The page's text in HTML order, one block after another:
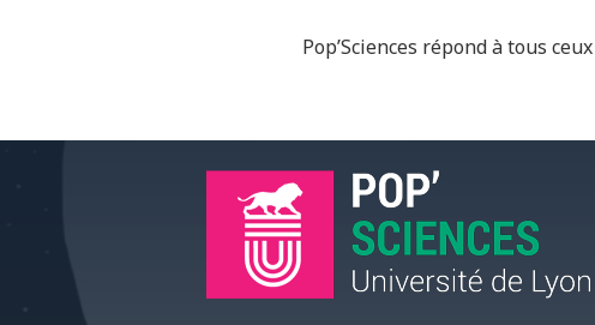
Pop’Sciences répond à tous